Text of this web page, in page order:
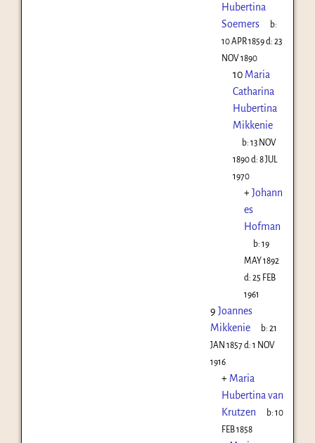
Hubertina
Soemers
b:
10 APR 1859d: 23
NOV 1890
10 Maria
Catharina
Hubertina
Mikkenie
b:13 NOV
1890d: 8 JUL
1970
+Johann
es
Hofman
b:19
MAY 1892
d: 25 FEB
1961
9 Joannes
Mikkenie
b:21
JAN 1857d: 1 NOV
1916
+ Maria
Hubertina van
Krutzen
b:10
FEB 1858